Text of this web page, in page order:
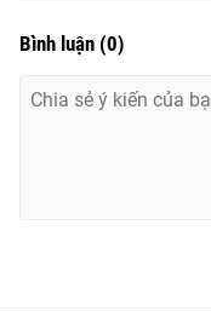
Bình luận (0)